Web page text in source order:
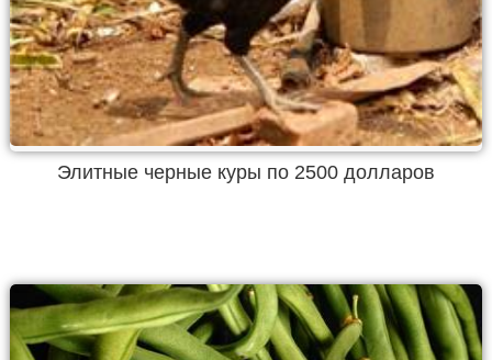
Элитные черные куры по 2500 долларов